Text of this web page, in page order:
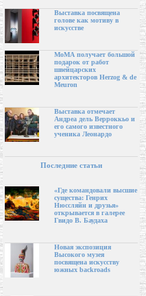
Выставка посвящена
голове как мотиву в
искусстве
МоМА получает большой
подарок от работ
швейцарских
архитекторов Herzog & de
Meuron
Выставка отмечает
Андреа дель Верроккьо и
его самого известного
ученика Леонардо
Последние статьи
«Где командовали высшие
существа: Генрих
Нюссляйн и друзья»
открывается в галерее
Гвидо В. Баудаха
Новая экспозиция
Высокого музея
посвящена искусству
южных backroads